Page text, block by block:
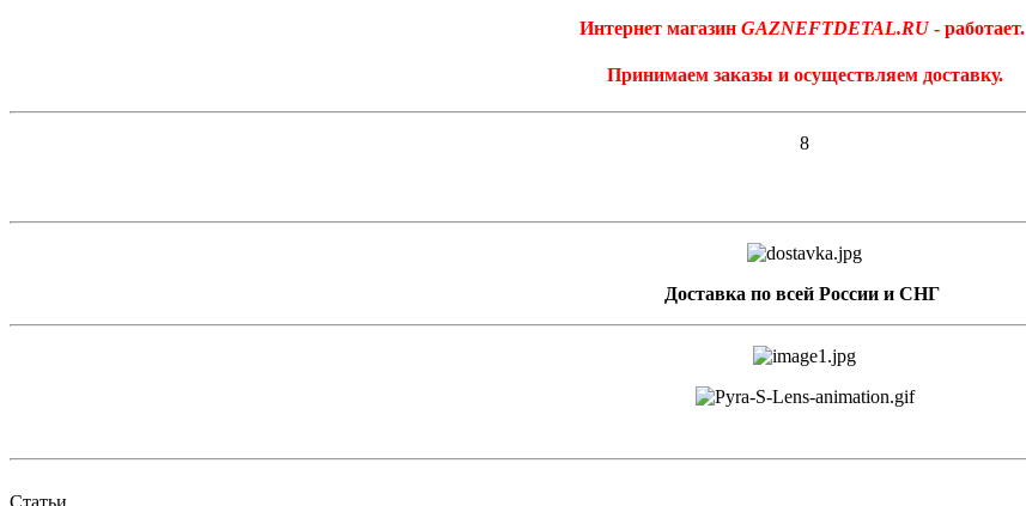
Интернет магазин GAZNEFTDETAL.RU- работает.
Принимаем заказы и осуществляем доставку.
8
Доставка по всей России и СНГ
Статьи